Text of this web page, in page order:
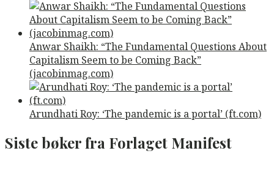
Anwar Shaikh: “The Fundamental Questions About
Capitalism Seem to be Coming Back”
(jacobinmag.com)
Arundhati Roy: ‘The pandemic is a portal’ (ft.com)
Siste bøker fra Forlaget Manifest